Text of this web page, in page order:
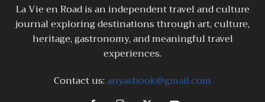
La Vie en Road is an independent travel and culture
journal exploring destinations through art, culture,
heritage, gastronomy, and meaningful travel
experiences.
Contact us:anyasbook@gmail.com